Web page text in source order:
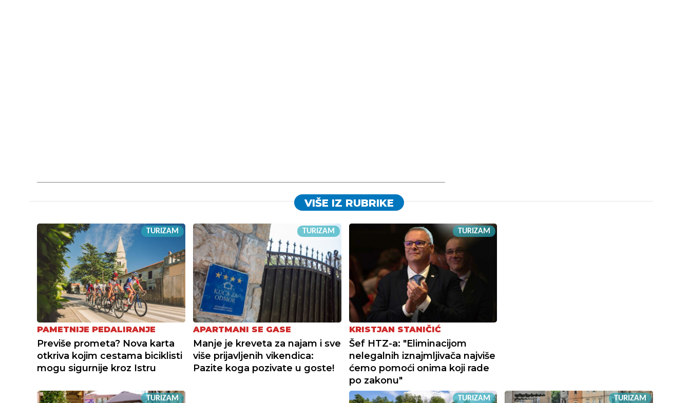
VIŠE IZ RUBRIKE
TURIZAM
PAMETNIJE PEDALIRANJE
Previše prometa? Nova karta
otkriva kojim cestama biciklisti
mogu sigurnije kroz Istru
TURIZAM
APARTMANI SE GASE
Manje je kreveta za najam i sve
više prijavljenih vikendica:
Pazite koga pozivate u goste!
TURIZAM
KRISTJAN STANIČIĆ
Šef HTZ-a: "Eliminacijom
nelegalnih iznajmljivača najviše
ćemo pomoći onima koji rade
po zakonu"
TURIZAM TURIZAM TURIZAM